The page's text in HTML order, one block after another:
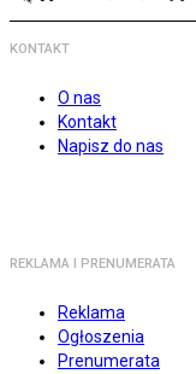
KONTAKT
O nas
Kontakt
Napisz do nas
REKLAMA I PRENUMERATA
Reklama
Ogłoszenia
Prenumerata